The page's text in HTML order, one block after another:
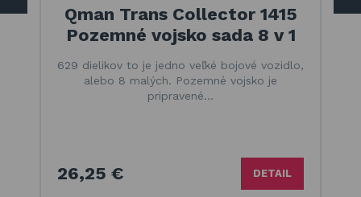
Qman Trans Collector 1415
Pozemné vojsko sada 8 v 1
629 dielikov to je jedno veľké bojové vozidlo,
alebo 8 malých. Pozemné vojsko je
pripravené…
26,25 € DETAIL